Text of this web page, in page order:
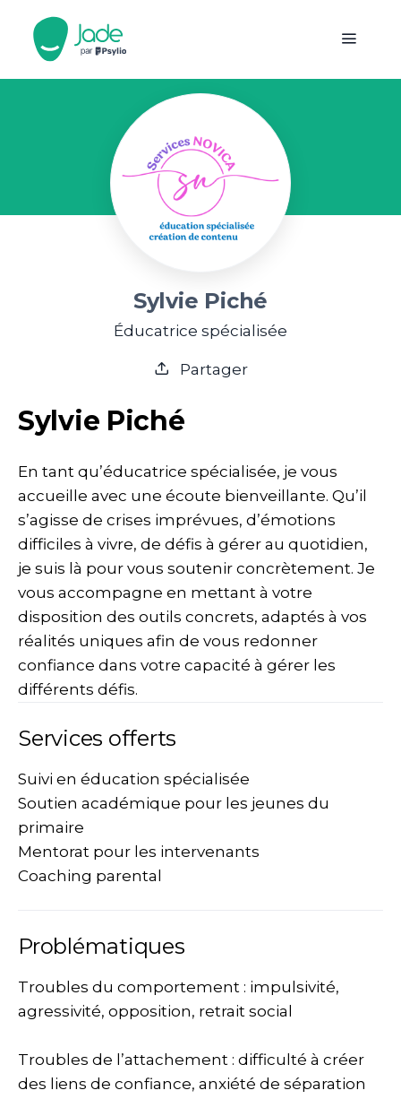
Sylvie Piché
Éducatrice spécialisée
Partager
Sylvie Piché
En tant qu’éducatrice spécialisée, je vous
accueille avec une écoute bienveillante. Qu’il
s’agisse de crises imprévues, d’émotions
difficiles à vivre, de défis à gérer au quotidien,
je suis là pour vous soutenir concrètement. Je
vous accompagne en mettant à votre
disposition des outils concrets, adaptés à vos
réalités uniques afin de vous redonner
confiance dans votre capacité à gérer les
différents défis.
Services offerts
Suivi en éducation spécialisée
Soutien académique pour les jeunes du
primaire
Mentorat pour les intervenants
Coaching parental
Problématiques
Troubles du comportement : impulsivité,
agressivité, opposition, retrait social
Troubles de l’attachement : difficulté à créer
des liens de confiance, anxiété de séparation